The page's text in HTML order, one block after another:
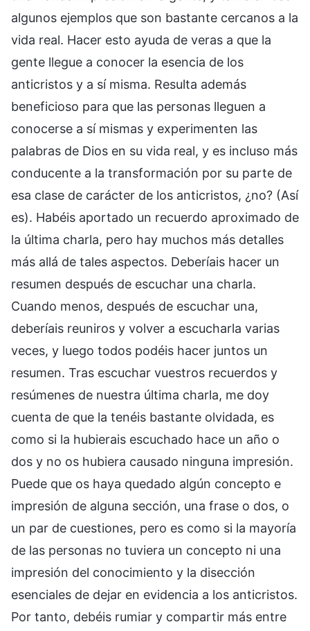
algunos ejemplos que son bastante cercanos a la
vida real. Hacer esto ayuda de veras a que la
gente llegue a conocer la esencia de los
anticristos y a sí misma. Resulta además
beneficioso para que las personas lleguen a
conocerse a sí mismas y experimenten las
palabras de Dios en su vida real, y es incluso más
conducente a la transformación por su parte de
esa clase de carácter de los anticristos, ¿no? (Así
es). Habéis aportado un recuerdo aproximado de
la última charla, pero hay muchos más detalles
más allá de tales aspectos. Deberíais hacer un
resumen después de escuchar una charla.
Cuando menos, después de escuchar una,
deberíais reuniros y volver a escucharla varias
veces, y luego todos podéis hacer juntos un
resumen. Tras escuchar vuestros recuerdos y
resúmenes de nuestra última charla, me doy
cuenta de que la tenéis bastante olvidada, es
como si la hubierais escuchado hace un año o
dos y no os hubiera causado ninguna impresión.
Puede que os haya quedado algún concepto e
impresión de alguna sección, una frase o dos, o
un par de cuestiones, pero es como si la mayoría
de las personas no tuviera un concepto ni una
impresión del conocimiento y la disección
esenciales de dejar en evidencia a los anticristos.
Por tanto, debéis rumiar y compartir más entre